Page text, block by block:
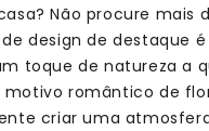
Não procure mais
de design de destaque
toque de natureza a
motivo romântico de
criar uma